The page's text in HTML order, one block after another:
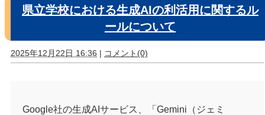
県立学校における生成AIの利活用に関するル
ールについて
2025年12月22日 16:36 | コメント(0)
Google社の生成AIサービス、「Gemini（ジェミ